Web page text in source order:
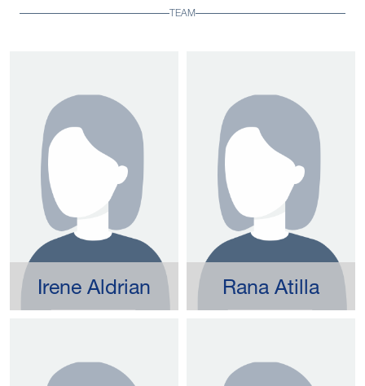
TEAM
Irene Aldrian Rana Atilla